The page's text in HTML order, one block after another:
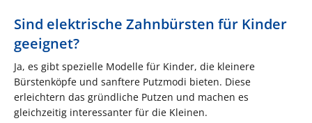
Sind elektrische Zahnbürsten für Kinder
geeignet?
Ja, es gibt spezielle Modelle für Kinder, die kleinere
Bürstenköpfe und sanftere Putzmodi bieten. Diese
erleichtern das gründliche Putzen und machen es
gleichzeitig interessanter für die Kleinen​​.